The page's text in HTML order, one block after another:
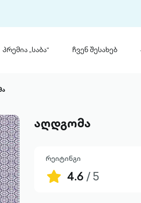
პრემია „საბა“
პრემია „საბა“
განაცხადი
ჩვენ შესახებ
აღდგომა
რეიტინგი
4.6/ 5